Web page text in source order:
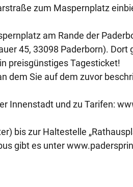
zum Maspernplatz
am Rande der
45, 33098 Paderborn). Dort
preisgünstiges Tagesticket!
dem Sie auf dem zuvor
Innenstadt und zu Tarifen:
bis zur Haltestelle
gibt es unter